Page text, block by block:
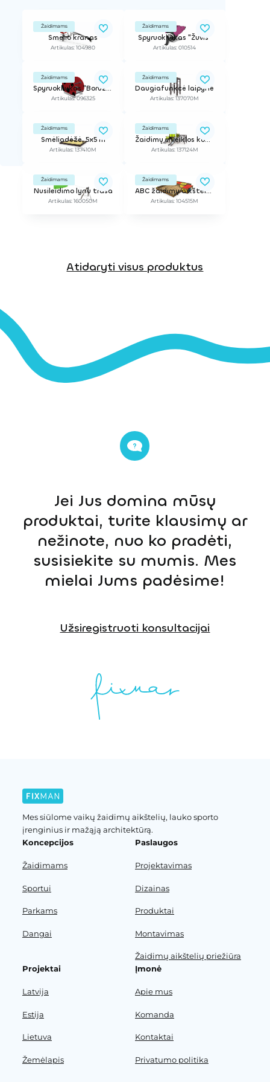
Žaidimams
Smėlio kranas
Artikulas: 104980
Žaidimams
Spyruokliukas "Žuvis"
Artikulas: 010514
Žaidimams
Spyruokliukas "Boružėlė"
Artikulas: 096325
Žaidimams
Daugiafunkcė laipynė
Artikulas: 137070M
Žaidimams
Smėliadėžė, 5x5 m
Artikulas: 137410M
Žaidimams
Žaidimų ir veiklos kompleksas
Artikulas: 137124M
Žaidimams
Nusileidimo lynu trasa
Artikulas: 160050M
Žaidimams
ABC žaidimų aikštelė "Linnea"
Artikulas: 104515M
Atidaryti visus produktus
Jei Jus domina mūsų
produktai, turite klausimų ar
nežinote, nuo ko pradėti,
susisiekite su mumis. Mes
mielai Jums padėsime!
Užsiregistruoti konsultacijai
Mes siūlome vaikų žaidimų aikštelių, lauko sporto
įrenginius ir mažąją architektūrą.
Koncepcijos
Žaidimams
Sportui
Parkams
Dangai
Paslaugos
Projektavimas
Dizainas
Produktai
Montavimas
Žaidimų aikštelių priežiūra
Projektai
Latvija
Estija
Lietuva
Žemėlapis
Įmonė
Apie mus
Komanda
Kontaktai
Privatumo politika